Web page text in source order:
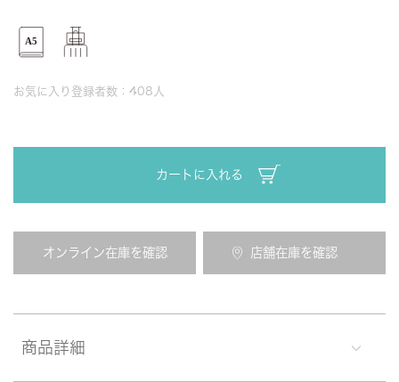
お気に入り登録者数：408 人
カートに入れる
オンライン在庫を確認 店舗在庫を確認
商品詳細